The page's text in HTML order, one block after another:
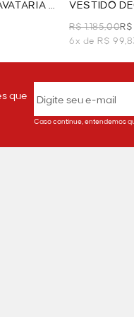
-
VESTIDO
FRUFRU -
R$ 1.185,00
6x de R$
que
Caso continue, entendemos